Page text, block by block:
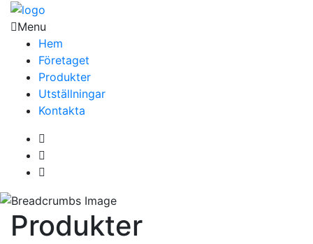
Menu
Hem
Företaget
Produkter
Utställningar
Kontakta
Produkter